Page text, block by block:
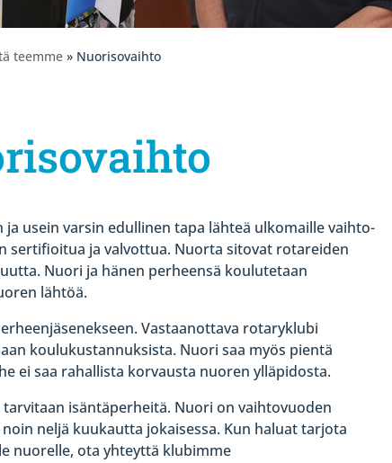
teemme » Nuorisovaihto
usein varsin edullinen tapa lähteä ulkomaille vaihto-
sertifioitua ja valvottua. Nuorta sitovat rotareiden
Nuori ja hänen perheensä koulutetaan
lähtöä.
Vastaanottava rotaryklubi
koulukustannuksista. Nuori saa myös pientä
ei saa rahallista korvausta nuoren ylläpidosta.
isäntäperheitä. Nuori on vaihtovuoden
neljä kuukautta jokaisessa. Kun haluat tarjota
nuorelle, ota yhteyttä klubimme